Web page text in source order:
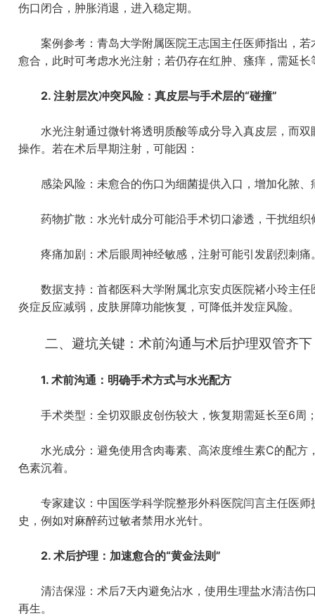
伤口闭合，肿胀消退，进入稳定期。
案例参考：青岛大学附属医院王志国主任医师指出，若
愈合，此时可考虑水光注射；若仍存在红肿、瘙痒，需延
2. 注射层次冲突风险：真皮层与手术层的“碰撞”
水光注射通过微针将透明质酸等成分导入真皮层，而双
操作。若在术后早期注射，可能因：
感染风险：未愈合的伤口为细菌提供入口，增加化脓、
药物扩散：水光针成分可能沿手术切口渗透，干扰组织
疼痛加剧：术后眼周神经敏感，注射可能引发剧烈刺痛
数据支持：首都医科大学附属北京安贞医院褚小玲主任
炎症反应减弱，皮肤屏障功能恢复，可降低并发症风险。
二、避坑关键：术前沟通与术后护理双管齐下
1. 术前沟通：明确手术方式与水光配方
手术类型：全切双眼皮创伤较大，恢复期需延长至6周
水光成分：避免使用含肉毒素、高浓度维生素C的配方
色素沉着。
专家建议：中国医学科学院整形外科医院闫言主任医师
史，例如对麻醉药过敏者禁用水光针。
2. 术后护理：加速愈合的“黄金法则”
清洁保湿：术后7天内避免沾水，使用生理盐水清洁伤
再生。